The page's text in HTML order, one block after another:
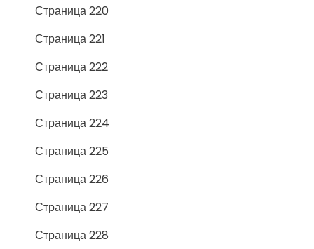
Страница 220
Страница 221
Страница 222
Страница 223
Страница 224
Страница 225
Страница 226
Страница 227
Страница 228